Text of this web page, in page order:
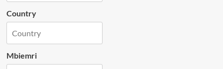
Country
Mbiemri